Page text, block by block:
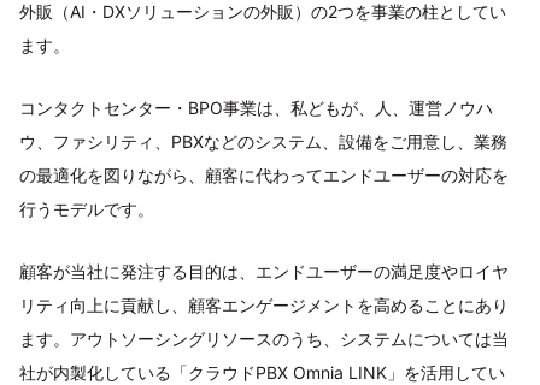
外販（AI・DXソリューションの外販）の2つを事業の柱としてい
ます。
コンタクトセンター・BPO事業は、私どもが、人、運営ノウハ
ウ、ファシリティ、PBXなどのシステム、設備をご用意し、業務
の最適化を図りながら、顧客に代わってエンドユーザーの対応を
行うモデルです。
顧客が当社に発注する目的は、エンドユーザーの満足度やロイヤ
リティ向上に貢献し、顧客エンゲージメントを高めることにあり
ます。アウトソーシングリソースのうち、システムについては当
社が内製化している「クラウドPBX Omnia LINK」を活用してい